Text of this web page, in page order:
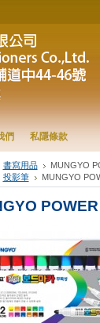
們 私隱條款
書寫用品
MUNGYO
投影筆 MUNGYO